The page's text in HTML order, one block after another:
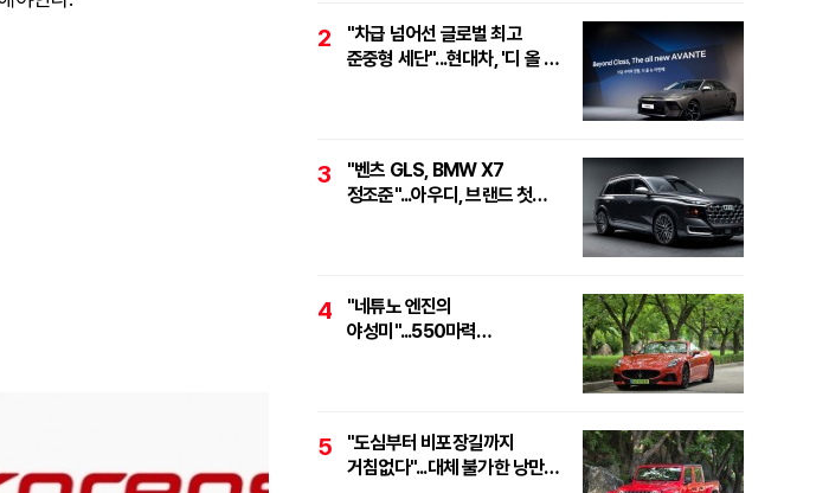
2
"차급 넘어선 글로벌 최고
준중형 세단"...현대차, '디 올 뉴
3
"벤츠 GLS, BMW X7
정조준"...아우디, 브랜드 첫
4
"네튜노 엔진의
야성미"...550마력
5
"도심부터 비포장길까지
거침없다"...대체 불가한 낭만